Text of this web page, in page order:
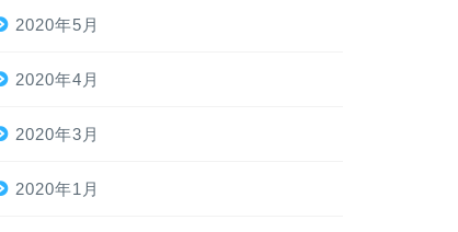
2020年5月
2020年4月
2020年3月
2020年1月